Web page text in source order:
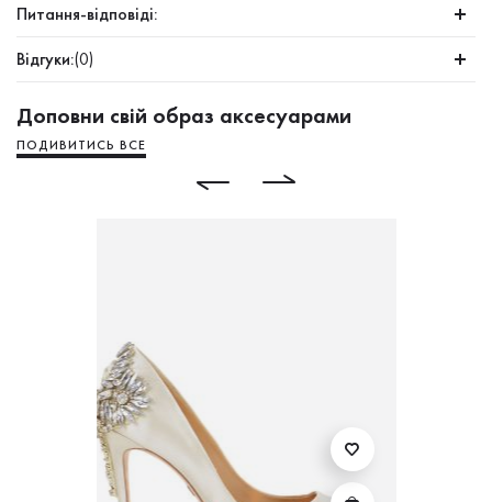
Питання-відповіді:
Відгуки:(0)
Доповни свій образ аксесуарами
ПОДИВИТИСЬ ВСЕ